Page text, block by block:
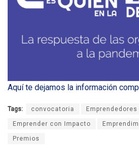
Aquí te dejamos la información
Tags: convocatoria Emprendedores
Emprender con Impacto
Premios